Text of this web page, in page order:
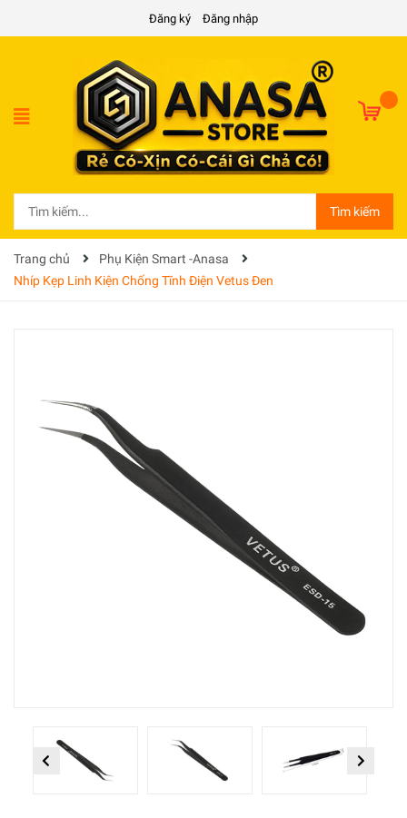
Đăng ký Đăng nhập
Tìm kiếm
Trang chủ
Phụ Kiện Smart -Anasa
Nhíp Kẹp Linh Kiện Chống Tĩnh Điện Vetus Đen
Previous Next